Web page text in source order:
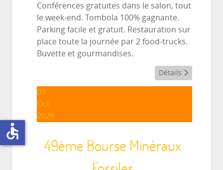
Conférences gratuites dans le salon, tout
le week-end. Tombola 100% gagnante.
Parking facile et gratuit. Restauration sur
place toute la journée par 2 food-trucks.
Buvette et gourmandises.
Détails
03
Oct
2026
49ème Bourse Minéraux
accessible